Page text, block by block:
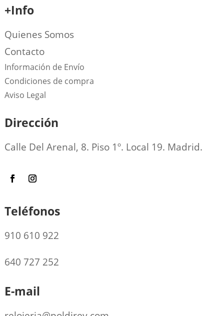
+Info
Quienes Somos
Contacto
Información de Envío
Condiciones de compra
Aviso Legal
Dirección
Calle Del Arenal, 8. Piso 1º. Local 19. Madrid.
Teléfonos
910 610 922
640 727 252
E-mail